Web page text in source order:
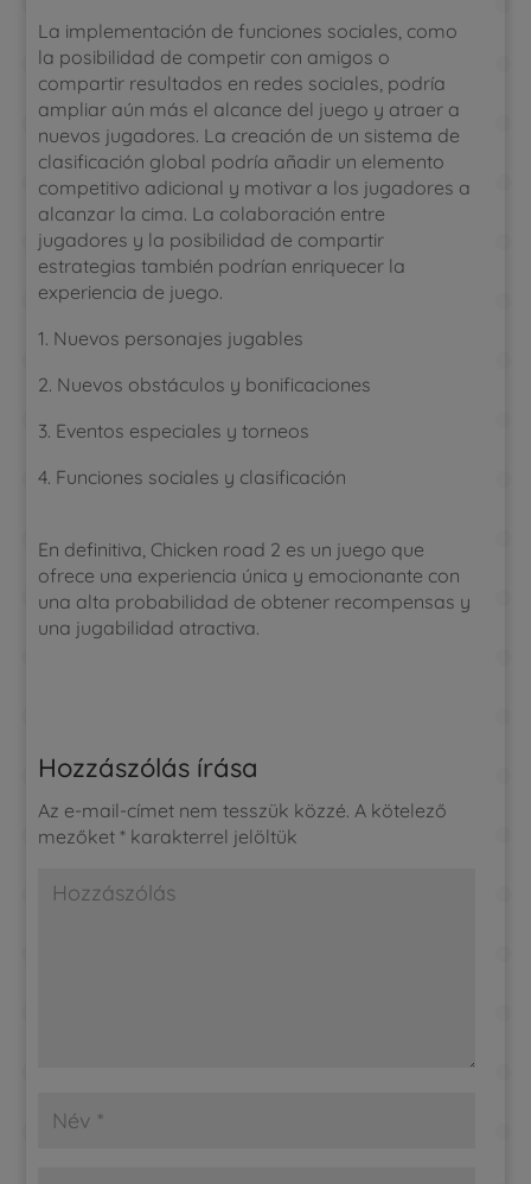
La implementación de funciones sociales, como
la posibilidad de competir con amigos o
compartir resultados en redes sociales, podría
ampliar aún más el alcance del juego y atraer a
nuevos jugadores. La creación de un sistema de
clasificación global podría añadir un elemento
competitivo adicional y motivar a los jugadores a
alcanzar la cima. La colaboración entre
jugadores y la posibilidad de compartir
estrategias también podrían enriquecer la
experiencia de juego.
Nuevos personajes jugables
Nuevos obstáculos y bonificaciones
Eventos especiales y torneos
Funciones sociales y clasificación
En definitiva, Chicken road 2 es un juego que
ofrece una experiencia única y emocionante con
una alta probabilidad de obtener recompensas y
una jugabilidad atractiva.
Hozzászólás írása
Az e-mail-címet nem tesszük közzé. A kötelező
mezőket* karakterrel jelöltük